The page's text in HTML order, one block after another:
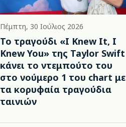
Πέμπτη, 30 Ιούλιος 2026
Το τραγούδι «I Knew It, I
Knew You» της Taylor Swift
κάνει το ντεμπούτο του
στο νούμερο 1 του chart με
τα κορυφαία τραγούδια
ταινιών